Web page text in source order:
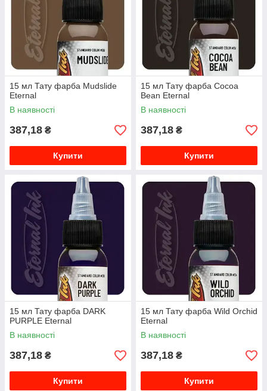
15 мл Тату фарба Mudslide
Eternal
В наявності
387,18 ₴
Купити
15 мл Тату фарба Cocoa
Bean Eternal
В наявності
387,18 ₴
Купити
15 мл Тату фарба DARK
PURPLE Eternal
В наявності
387,18 ₴
Купити
15 мл Тату фарба Wild Orchid
Eternal
В наявності
387,18 ₴
Купити